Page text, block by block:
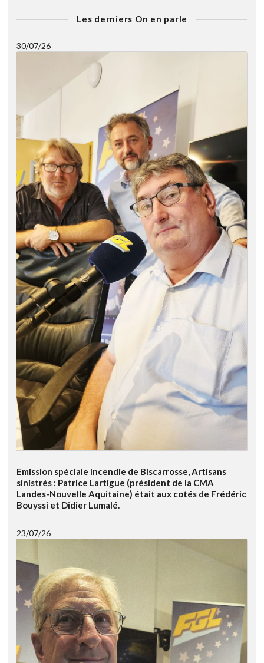
Les derniers On en parle
30/07/26
Emission spéciale Incendie de Biscarrosse, Artisans
sinistrés : Patrice Lartigue (président de la CMA
Landes-Nouvelle Aquitaine) était aux cotés de Frédéric
Bouyssi et Didier Lumalé.
23/07/26